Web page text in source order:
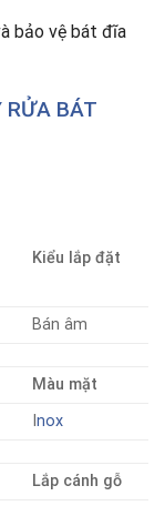
bảo vệ bát đĩa
RỬA BÁT
Kiểu lắp đặt
Bán âm
Màu mặt
Inox
Lắp cánh gỗ